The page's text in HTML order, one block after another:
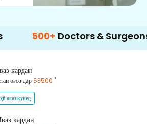
500+ Doctors & Surgeons
кардан
оғоз дар$3500 *
оғоз кунед
кардан